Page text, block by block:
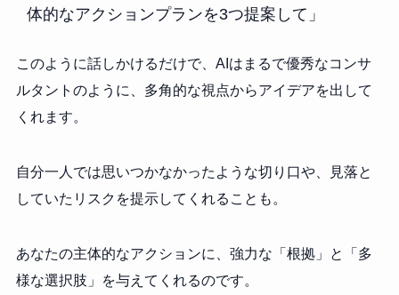
体的なアクションプランを3つ提案して」
このように話しかけるだけで、AIはまるで優秀なコンサ
ルタントのように、多角的な視点からアイデアを出して
くれます。
自分一人では思いつかなかったような切り口や、見落と
していたリスクを提示してくれることも。
あなたの主体的なアクションに、強力な「根拠」と「多
様な選択肢」を与えてくれるのです。